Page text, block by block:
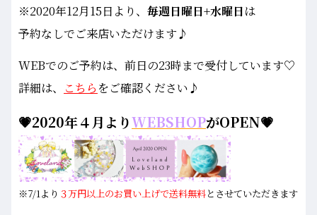
※2020年12月15日より、 毎週日曜日+水曜日は
予約なしでご来店いただけます♪
WEBでのご予約は、前日の23時まで受付しています♡
詳細は、
こちら をご確認ください♪
💗2020年４月よりWEBSHOPがOPEN💗
※7/1より ３万円以上のお買い上げで送料無料とさせていただきます